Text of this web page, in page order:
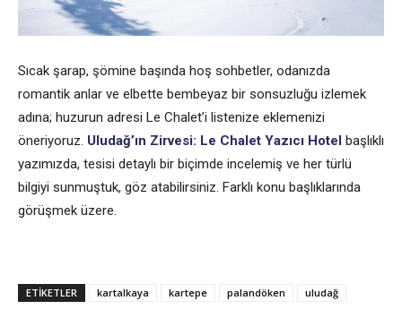
Sıcak şarap, şömine başında hoş sohbetler, odanızda
romantik anlar ve elbette bembeyaz bir sonsuzluğu izlemek
adına; huzurun adresi Le Chalet’i listenize eklemenizi
öneriyoruz. Uludağ’ın Zirvesi: Le Chalet Yazıcı Hotel başlıklı
yazımızda, tesisi detaylı bir biçimde incelemiş ve her türlü
bilgiyi sunmuştuk, göz atabilirsiniz. Farklı konu başlıklarında
görüşmek üzere.
ETIKETLER kartalkaya kartepe palandöken uludağ